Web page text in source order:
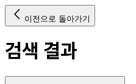
이전으로 돌아가기
검색 결과